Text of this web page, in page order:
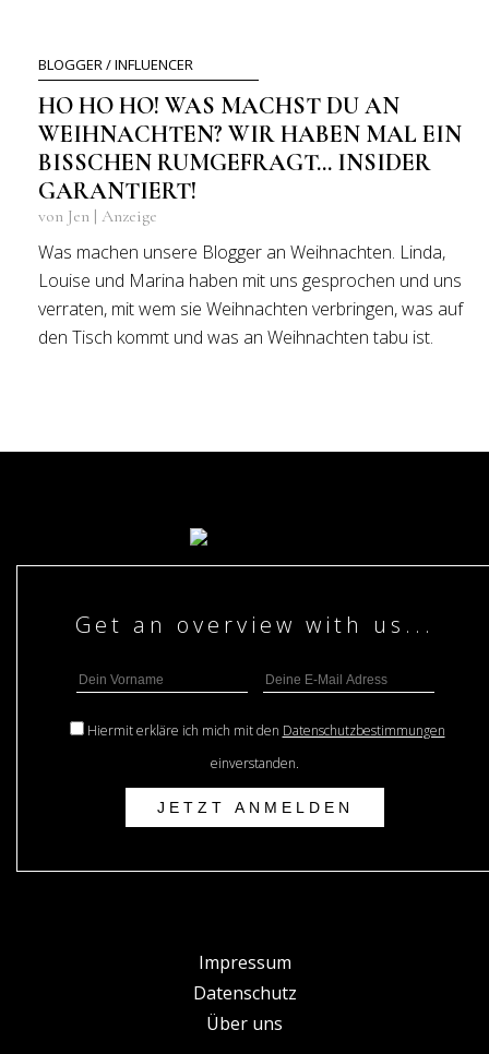
BLOGGER / INFLUENCER
HO HO HO! WAS MACHST DU AN
WEIHNACHTEN? WIR HABEN MAL EIN
BISSCHEN RUMGEFRAGT… INSIDER
GARANTIERT!
von Jen | Anzeige
Was machen unsere Blogger an Weihnachten. Linda,
Louise und Marina haben mit uns gesprochen und uns
verraten, mit wem sie Weihnachten verbringen, was auf
den Tisch kommt und was an Weihnachten tabu ist.
Hiermit erkläre ich mich mit den Datenschutzbestimmungen
einverstanden.
Impressum
Datenschutz
Über uns